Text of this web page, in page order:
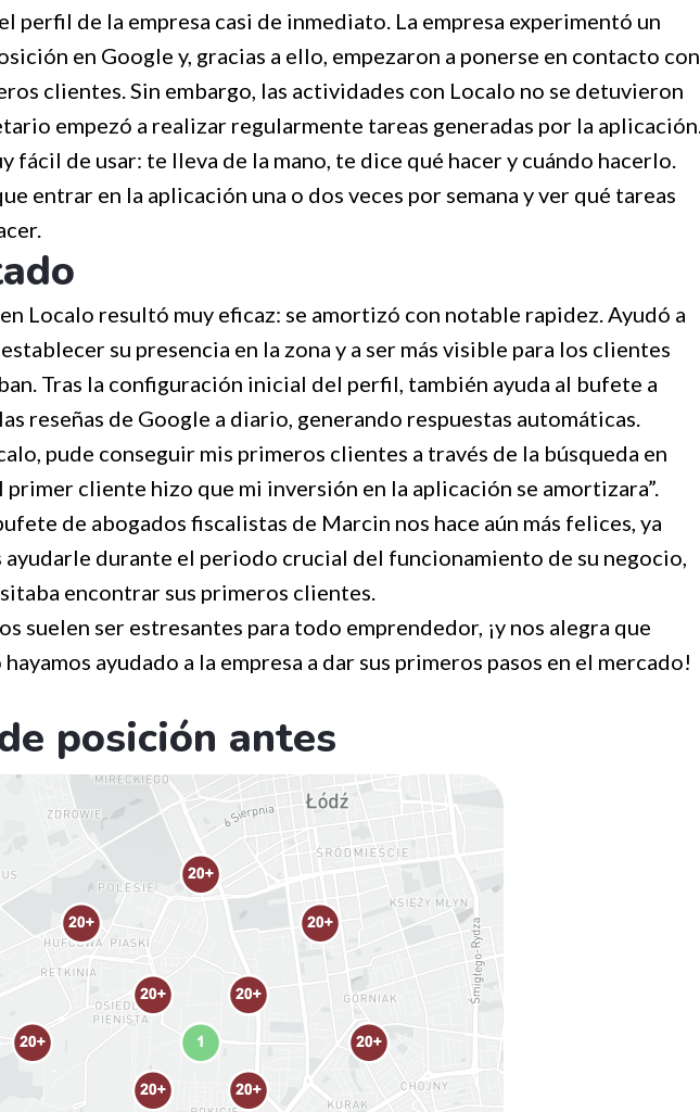
perfil de la empresa casi de inmediato. La empresa experimentó un
en Google y, gracias a ello, empezaron a ponerse en contacto con
clientes. Sin embargo, las actividades con Localo no se detuvieron
empezó a realizar regularmente tareas generadas por la aplicación.
fácil de usar: te lleva de la mano, te dice qué hacer y cuándo hacerlo.
entrar en la aplicación una o dos veces por semana y ver qué tareas
Localo resultó muy eficaz: se amortizó con notable rapidez. Ayudó a
su presencia en la zona y a ser más visible para los clientes
Tras la configuración inicial del perfil, también ayuda al bufete a
reseñas de Google a diario, generando respuestas automáticas.
pude conseguir mis primeros clientes a través de la búsqueda en
primer cliente hizo que mi inversión en la aplicación se amortizara”.
de abogados fiscalistas de Marcin nos hace aún más felices, ya
ayudarle durante el periodo crucial del funcionamiento de su negocio,
encontrar sus primeros clientes.
suelen ser estresantes para todo emprendedor, ¡y nos alegra que
ayudado a la empresa a dar sus primeros pasos en el mercado!
posición antes